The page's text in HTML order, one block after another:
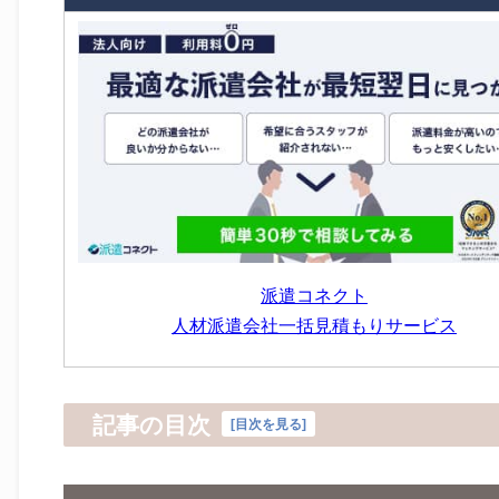
派遣コネクト
人材派遣会社一括見積もりサービス
記事の目次 [目次を見る]